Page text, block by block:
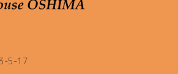
5-17